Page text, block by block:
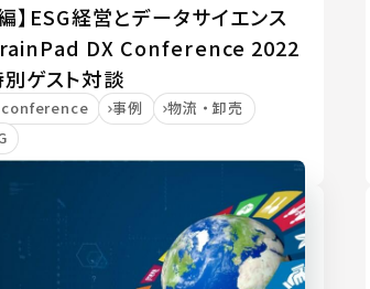
】ESG経営とデータサイエンス
DX Conference 2022
ゲスト対談
conference 事例
物流・卸売